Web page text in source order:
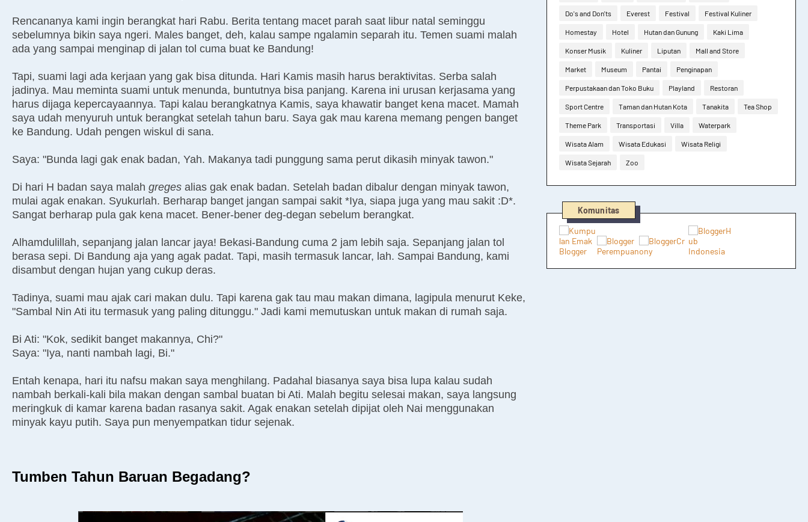
Rencananya kami ingin berangkat hari Rabu. Berita tentang macet parah saat libur natal seminggu
sebelumnya bikin saya ngeri. Males banget, deh, kalau sampe ngalamin separah itu. Temen suami malah
ada yang sampai menginap di jalan tol cuma buat ke Bandung!
Tapi, suami lagi ada kerjaan yang gak bisa ditunda. Hari Kamis masih harus beraktivitas. Serba salah
jadinya. Mau meminta suami untuk menunda, buntutnya bisa panjang. Karena ini urusan kerjasama yang
harus dijaga kepercayaannya. Tapi kalau berangkatnya Kamis, saya khawatir banget kena macet. Mamah
saya udah menyuruh untuk berangkat setelah tahun baru. Saya gak mau karena memang pengen banget
ke Bandung. Udah pengen wiskul di sana.
Saya: "Bunda lagi gak enak badan, Yah. Makanya tadi punggung sama perut dikasih minyak tawon."
Di hari H badan saya malah greges alias gak enak badan. Setelah badan dibalur dengan minyak tawon,
mulai agak enakan. Syukurlah. Berharap banget jangan sampai sakit *Iya, siapa juga yang mau sakit :D*.
Sangat berharap pula gak kena macet. Bener-bener deg-degan sebelum berangkat.
Alhamdulillah, sepanjang jalan lancar jaya! Bekasi-Bandung cuma 2 jam lebih saja. Sepanjang jalan tol
berasa sepi. Di Bandung aja yang agak padat. Tapi, masih termasuk lancar, lah. Sampai Bandung, kami
disambut dengan hujan yang cukup deras.
Tadinya, suami mau ajak cari makan dulu. Tapi karena gak tau mau makan dimana, lagipula menurut Keke,
"Sambal Nin Ati itu termasuk yang paling ditunggu." Jadi kami memutuskan untuk makan di rumah saja.
Bi Ati: "Kok, sedikit banget makannya, Chi?"
Saya: "Iya, nanti nambah lagi, Bi."
Entah kenapa, hari itu nafsu makan saya menghilang. Padahal biasanya saya bisa lupa kalau sudah
nambah berkali-kali bila makan dengan sambal buatan bi Ati. Malah begitu selesai makan, saya langsung
meringkuk di kamar karena badan rasanya sakit. Agak enakan setelah dipijat oleh Nai menggunakan
minyak kayu putih. Saya pun menyempatkan tidur sejenak.
Tumben Tahun Baruan Begadang?
Do's and Don'ts Everest Festival Festival Kuliner
Homestay Hotel Hutan dan Gunung Kaki Lima
Konser Musik Kuliner Liputan Mall and Store
Market Museum Pantai Penginapan
Perpustakaan dan Toko Buku Playland Restoran
Sport Centre Taman dan Hutan Kota Tanakita Tea Shop
Theme Park Transportasi Villa Waterpark
Wisata Alam Wisata Edukasi Wisata Religi
Wisata Sejarah Zoo
Komunitas